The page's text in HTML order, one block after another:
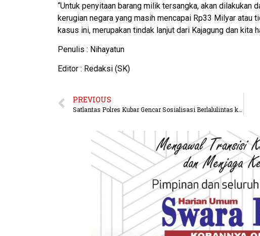
“Untuk penyitaan barang milik tersangka, akan dilakukan
kerugian negara yang masih mencapai Rp33 Milyar atau
kasus ini, merupakan tindak lanjut dari Kajagung dan kita
Penulis : Nihayatun
Editor : Redaksi (SK)
PREVIOUS